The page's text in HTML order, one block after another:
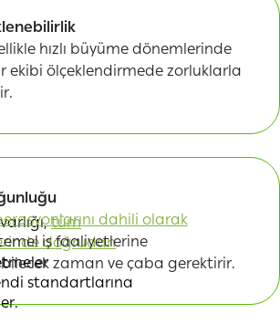
tüm
doğrudan
standartlarına
hızlı büyüme dönemlerinde
ekibi ölçeklendirmede zorluklarla
dahili olarak
iş faaliyetlerine
zaman ve çaba gerektirir.